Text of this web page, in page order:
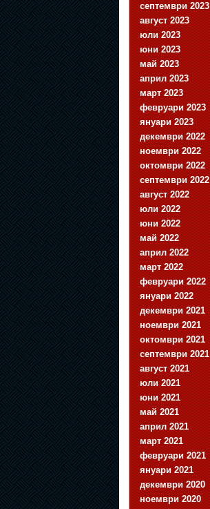
септември 2023
август 2023
юли 2023
юни 2023
май 2023
април 2023
март 2023
февруари 2023
януари 2023
декември 2022
ноември 2022
октомври 2022
септември 2022
август 2022
юли 2022
юни 2022
май 2022
април 2022
март 2022
февруари 2022
януари 2022
декември 2021
ноември 2021
октомври 2021
септември 2021
август 2021
юли 2021
юни 2021
май 2021
април 2021
март 2021
февруари 2021
януари 2021
декември 2020
ноември 2020